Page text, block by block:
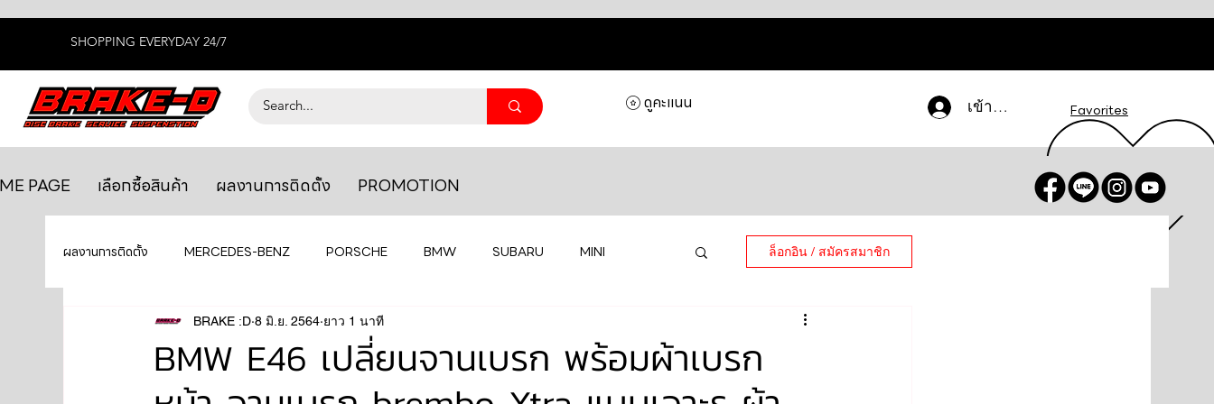
SHOPPING EVERYDAY 24/7
เข้าสู่ระบบ Favorites
ดูคะแนน
PAGE เลือกซื้อสินค้า ผลงานการติดตั้ง PROMOTION
ผลงานการติดตั้ง MERCEDES-BENZ PORSCHE BMW SUBARU MINI
BENTLEY LEXUS ยางรถยนต์ AUDI
MAHLE MAZDA TOYOTA HONDA VOLKSWAGEN JEEP
ล็อกอิน / สมัครสมาชิก
BMW E46 เปลี่ยนจานเบรก พร้อมผ้าเบรก
BRAKE :D 8 มิ.ย. 2564 ยาว 1 นาที